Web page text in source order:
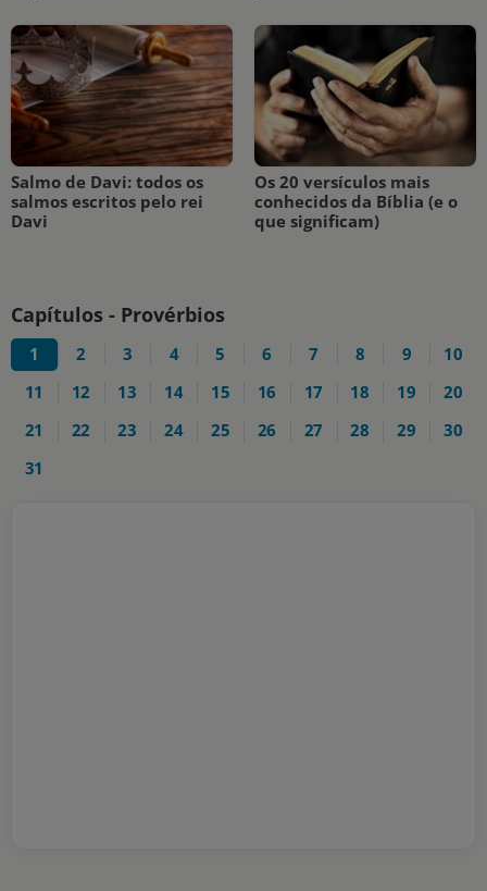
Salmo de Davi: todos os
salmos escritos pelo rei
Davi
Os 20 versículos mais
conhecidos da Bíblia (e o
que significam)
Capítulos - Provérbios
1 2 3 4 5 6 7 8 9
10
11
12 13 14 15 16 17 18 19
20
21
22 23 24 25 26 27 28 29
30
31